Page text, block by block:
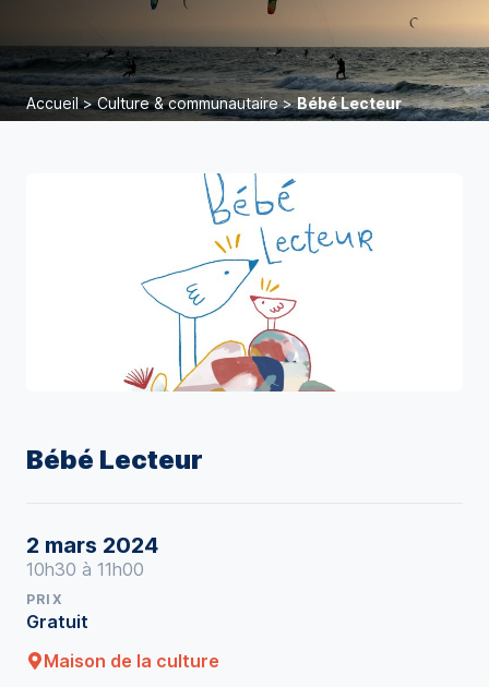
Accueil>Culture & communautaire>Bébé Lecteur
Bébé Lecteur
2 mars 2024
10h30 à 11h00
PRIX
Gratuit
Maison de la culture